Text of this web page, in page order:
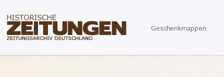
Geschenkmappen